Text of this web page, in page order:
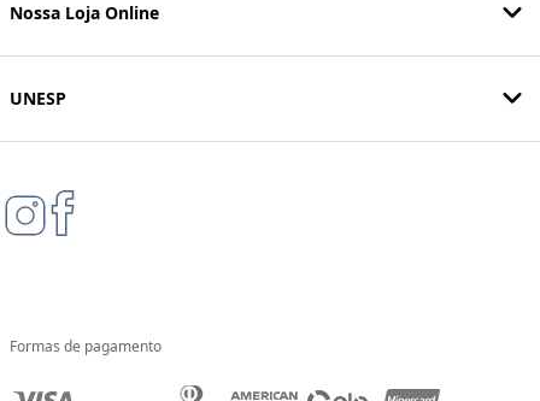
Nossa Loja Online
UNESP
Formas de pagamento